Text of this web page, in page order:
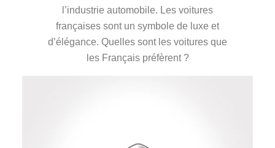
l’industrie automobile. Les voitures
françaises sont un symbole de luxe et
d’élégance. Quelles sont les voitures que
les Français préfèrent ?